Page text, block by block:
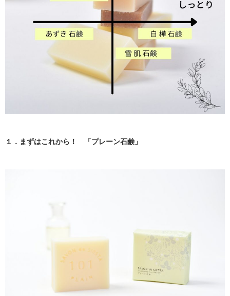
１．まずはこれから！ 「プレーン石鹸」